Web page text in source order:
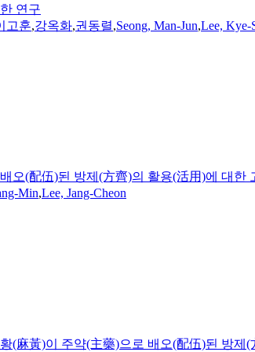
연구
고훈,강옥화,권동렬,Seong, Man-Jun,Lee, Kye-
오(配伍)된 방제(方齊)의 활용(活用)에 대한
Min,Lee, Jang-Cheon
(麻黃)이 주약(主藥)으로 배오(配伍)된 방제